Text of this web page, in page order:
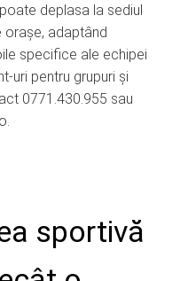
deplasa la sediul
orașe, adaptând
specifice ale echipei
uri pentru grupuri și
0771.430.955 sau
.
sportivă